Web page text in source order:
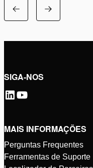
SIGA-NOS
MAIS INFORMAÇÕES
Perguntas Frequentes
Ferramentas de Suporte